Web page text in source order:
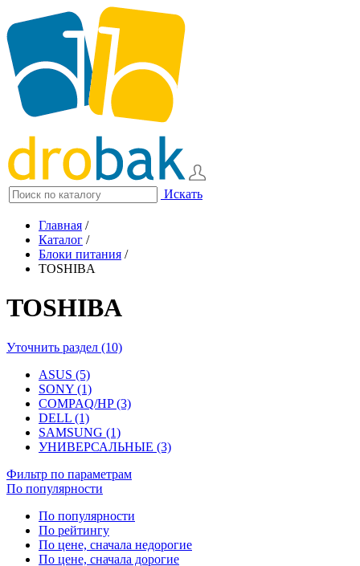
Искать
Главная /
Каталог /
Блоки питания /
TOSHIBA
TOSHIBA
Уточнить раздел (10)
ASUS (5)
SONY (1)
COMPAQ/HP (3)
DELL (1)
SAMSUNG (1)
УНИВЕРСАЛЬНЫЕ (3)
Фильтр по параметрам
По популярности
По популярности
По рейтингу
По цене, сначала недорогие
По цене, сначала дорогие